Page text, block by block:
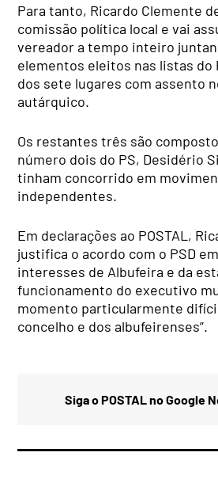
Para tanto, Ricardo Clemente
comissão política local e vai
vereador a tempo inteiro
elementos eleitos nas listas do
dos sete lugares com assento
autárquico.
Os restantes três são
número dois do PS, Desidério
tinham concorrido em
independentes.
Em declarações ao POSTAL,
justifica o acordo com o PSD
interesses de Albufeira e da
funcionamento do executivo
momento particularmente
concelho e dos albufeirenses”.
Siga o POSTAL no Google